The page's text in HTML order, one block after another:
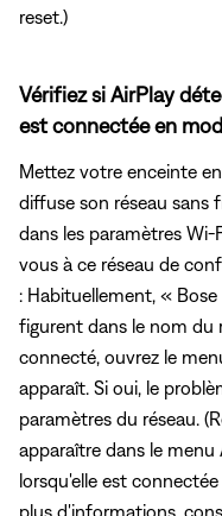
reset.)
Vérifiez si AirPlay
est connectée en
Mettez votre enceinte
diffuse son réseau sans
dans les paramètres
vous à ce réseau de
: Habituellement, «
figurent dans le nom du
connecté, ouvrez le
apparaît. Si oui, le
paramètres du réseau.
apparaître dans le menu
lorsqu'elle est
plus d'informations,